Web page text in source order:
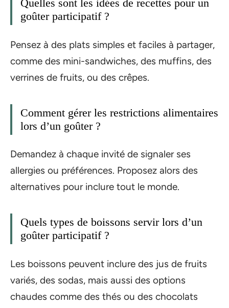
Quelles sont les idées de recettes pour un
goûter participatif ?
Pensez à des plats simples et faciles à partager,
comme des mini-sandwiches, des muffins, des
verrines de fruits, ou des crêpes.
Comment gérer les restrictions alimentaires
lors d’un goûter ?
Demandez à chaque invité de signaler ses
allergies ou préférences. Proposez alors des
alternatives pour inclure tout le monde.
Quels types de boissons servir lors d’un
goûter participatif ?
Les boissons peuvent inclure des jus de fruits
variés, des sodas, mais aussi des options
chaudes comme des thés ou des chocolats